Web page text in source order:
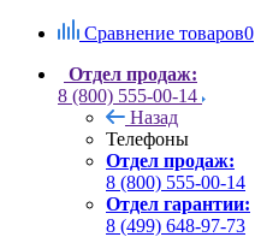
Сравнение товаров0
Отдел продаж:
8 (800) 555-00-14
Назад
Телефоны
Отдел продаж:
8 (800) 555-00-14
Отдел гарантии:
8 (499) 648-97-73